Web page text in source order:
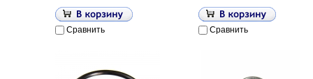
Сравнить Сравнить